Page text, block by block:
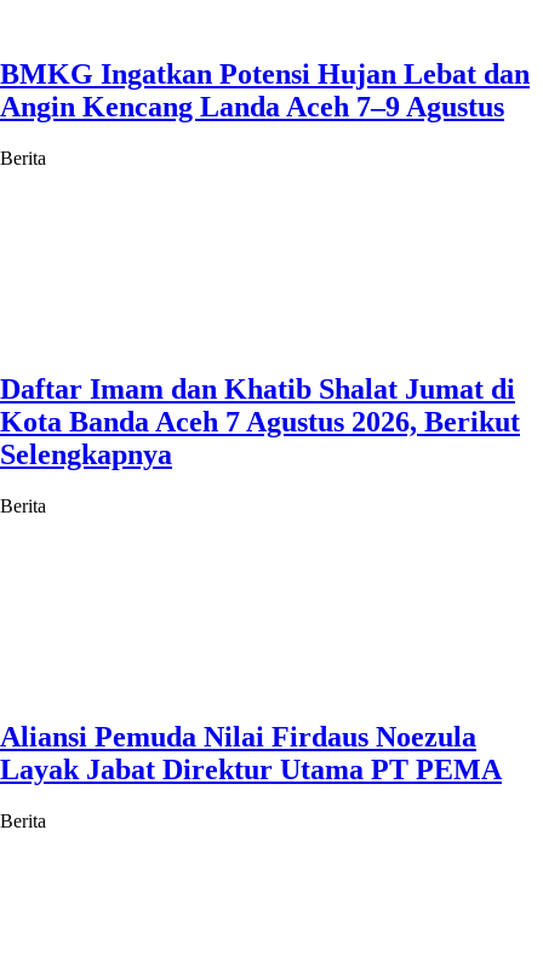
BMKG Ingatkan Potensi Hujan Lebat dan
Angin Kencang Landa Aceh 7–9 Agustus
Berita
Daftar Imam dan Khatib Shalat Jumat di
Kota Banda Aceh 7 Agustus 2026, Berikut
Selengkapnya
Berita
Aliansi Pemuda Nilai Firdaus Noezula
Layak Jabat Direktur Utama PT PEMA
Berita